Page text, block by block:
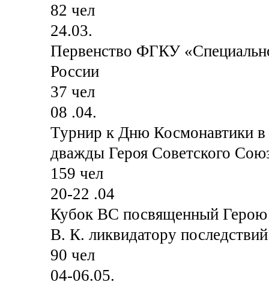
82 чел
24.03.
Первенство ФГКУ
России
37 чел
08 .04.
Турнир к Дню Космонавтики в
дважды Героя Советского
159 чел
20-22 .04
Кубок ВС посвященный Герою
В. К. ликвидатору
90 чел
04-06.05.